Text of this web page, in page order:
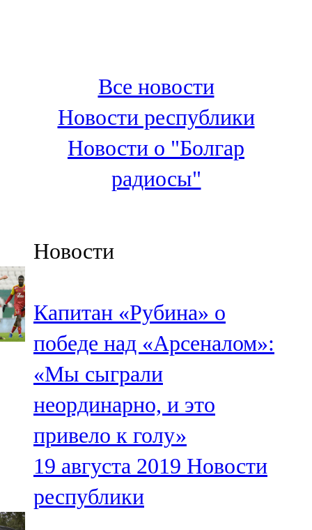
100,3 FM
Зәй
106,6 FM
Кадыбаш
105,2 FM
91,5 FM
106,1 FM
Кама тамагы
71,51 FM
Кукмара
107,9 FM
Лениногорский
102,1 FM
Все новости
Новости республики
Новости о "Болгар
радиосы"
Новости
Капитан «Рубина» о
победе над «Арсеналом»:
«Мы сыграли
неординарно, и это
привело к голу»
19 августа 2019 Новости
республики